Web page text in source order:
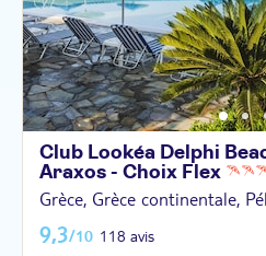
Club Lookéa Delphi
Araxos - Choix Flex
Grèce, Grèce continentale,
9,3/10 118 avis